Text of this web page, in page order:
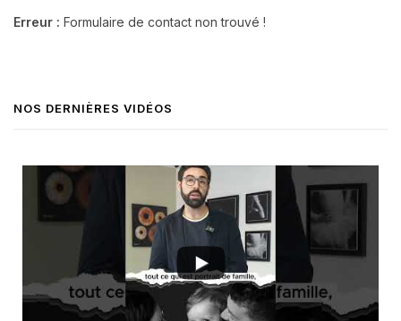
Erreur : Formulaire de contact non trouvé !
NOS DERNIÈRES VIDÉOS